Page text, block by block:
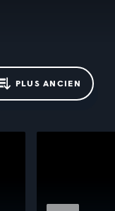
PLUS ANCIEN